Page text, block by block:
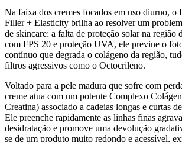
Na faixa dos cremes focados em uso diurno,
Filler + Elasticity brilha ao resolver um
de skincare: a falta de proteção solar na região
com FPS 20 e proteção UVA, ele previne o
contínuo que degrada o colágeno da região,
filtros agressivos como o Octocrileno.
Voltado para a pele madura que sofre com
creme atua com um potente Complexo
Creatina) associado a cadeias longas e curtas
Ele preenche rapidamente as linhas finas
desidratação e promove uma devolução
se de um produto muito redondo e acessível,